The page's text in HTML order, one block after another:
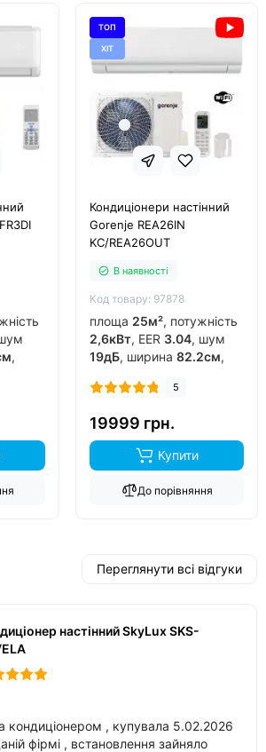
,
ТОП
ХІТ
Кондиціонери настінний
Gorenje REA26IN
KC/REA26OUT
В наявності
Код товару: 97878
площа 25м², потужність
2,6кВт, EER 3.04, шум
19дБ, ширина 82.2см,
китай, інвертор
5
19999 грн.
Купити
До порівняння
Переглянути всі відгуки
настінний SkyLux SKS-
кондиціонером , купувала 5.02.2026